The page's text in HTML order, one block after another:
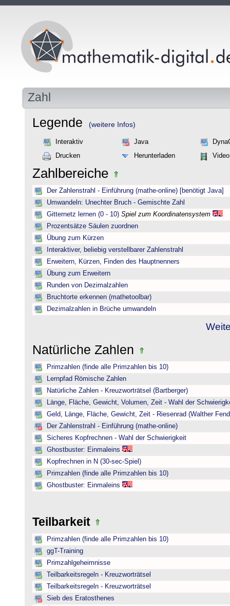
Zahl
Legende (weitere Infos)
Interaktiv Java
Drucken
Herunterladen Video
Zahlbereiche
Der Zahlenstrahl - Einführung (mathe-online) [benötigt Java]
Umwandeln: Unechter Bruch - Gemischte Zahl
Gitternetz lernen (0 - 10) Spiel zum Koordinatensystem
Prozentsätze Säulen zuordnen
Übung zum Kürzen
Interaktiver, beliebig verstellbarer Zahlenstrahl
Erweitern, Kürzen, Finden des Hauptnenners
Übung zum Erweitern
Runden von Dezimalzahlen
Bruchtorte erkennen (mathetoolbar)
Dezimalzahlen in Brüche umwandeln
Natürliche Zahlen
Primzahlen (finde alle Primzahlen bis 10)
Lernpfad Römische Zahlen
Natürliche Zahlen - Kreuzworträtsel (Bartberger)
Länge, Fläche, Gewicht, Volumen, Zeit - Wahl der
Geld, Länge, Fläche, Gewicht, Zeit - Riesenrad (Walther
Der Zahlenstrahl - Einführung (mathe-online)
Sicheres Kopfrechnen - Wahl der Schwierigkeit
Ghostbuster: Einmaleins
Kopfrechnen in N (30-sec-Spiel)
Primzahlen (finde alle Primzahlen bis 10)
Ghostbuster: Einmaleins
Teilbarkeit
Primzahlen (finde alle Primzahlen bis 10)
ggT-Training
Primzahlgeheimnisse
Teilbarkeitsregeln - Kreuzworträtsel
Teilbarkeitsregeln - Kreuzworträtsel
Sieb des Eratosthenes